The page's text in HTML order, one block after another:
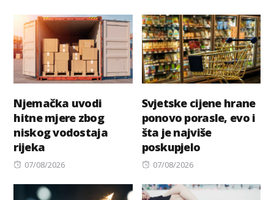
Njemačka uvodi
hitne mjere zbog
niskog vodostaja
rijeka
Posted
07/08/2026
Svjetske cijene hrane
ponovo porasle, evo i
šta je najviše
poskupjelo
Posted
07/08/2026